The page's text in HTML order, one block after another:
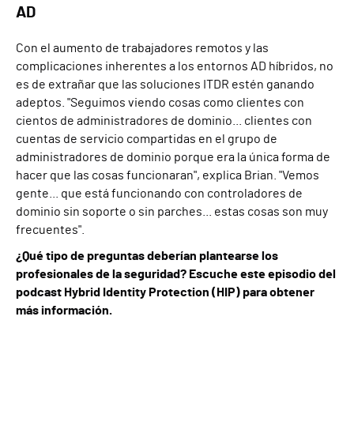
AD
Con el aumento de trabajadores remotos y las
complicaciones inherentes a los entornos AD híbridos, no
es de extrañar que las soluciones ITDR estén ganando
adeptos. "Seguimos viendo cosas como clientes con
cientos de administradores de dominio... clientes con
cuentas de servicio compartidas en el grupo de
administradores de dominio porque era la única forma de
hacer que las cosas funcionaran", explica Brian. "Vemos
gente... que está funcionando con controladores de
dominio sin soporte o sin parches... estas cosas son muy
frecuentes".
¿Qué tipo de preguntas deberían plantearse los
profesionales de la seguridad? Escuche este episodio del
podcast Hybrid Identity Protection (HIP) para obtener
más información.